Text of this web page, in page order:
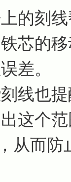
的刻
芯的
差。
线也
这个
从而